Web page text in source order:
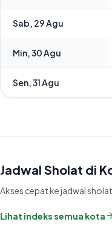
Sab, 29 Agu
Min, 30 Agu
Sen, 31 Agu
Jadwal Sholat di
Akses cepat ke jadwal
Lihat indeks semua kota